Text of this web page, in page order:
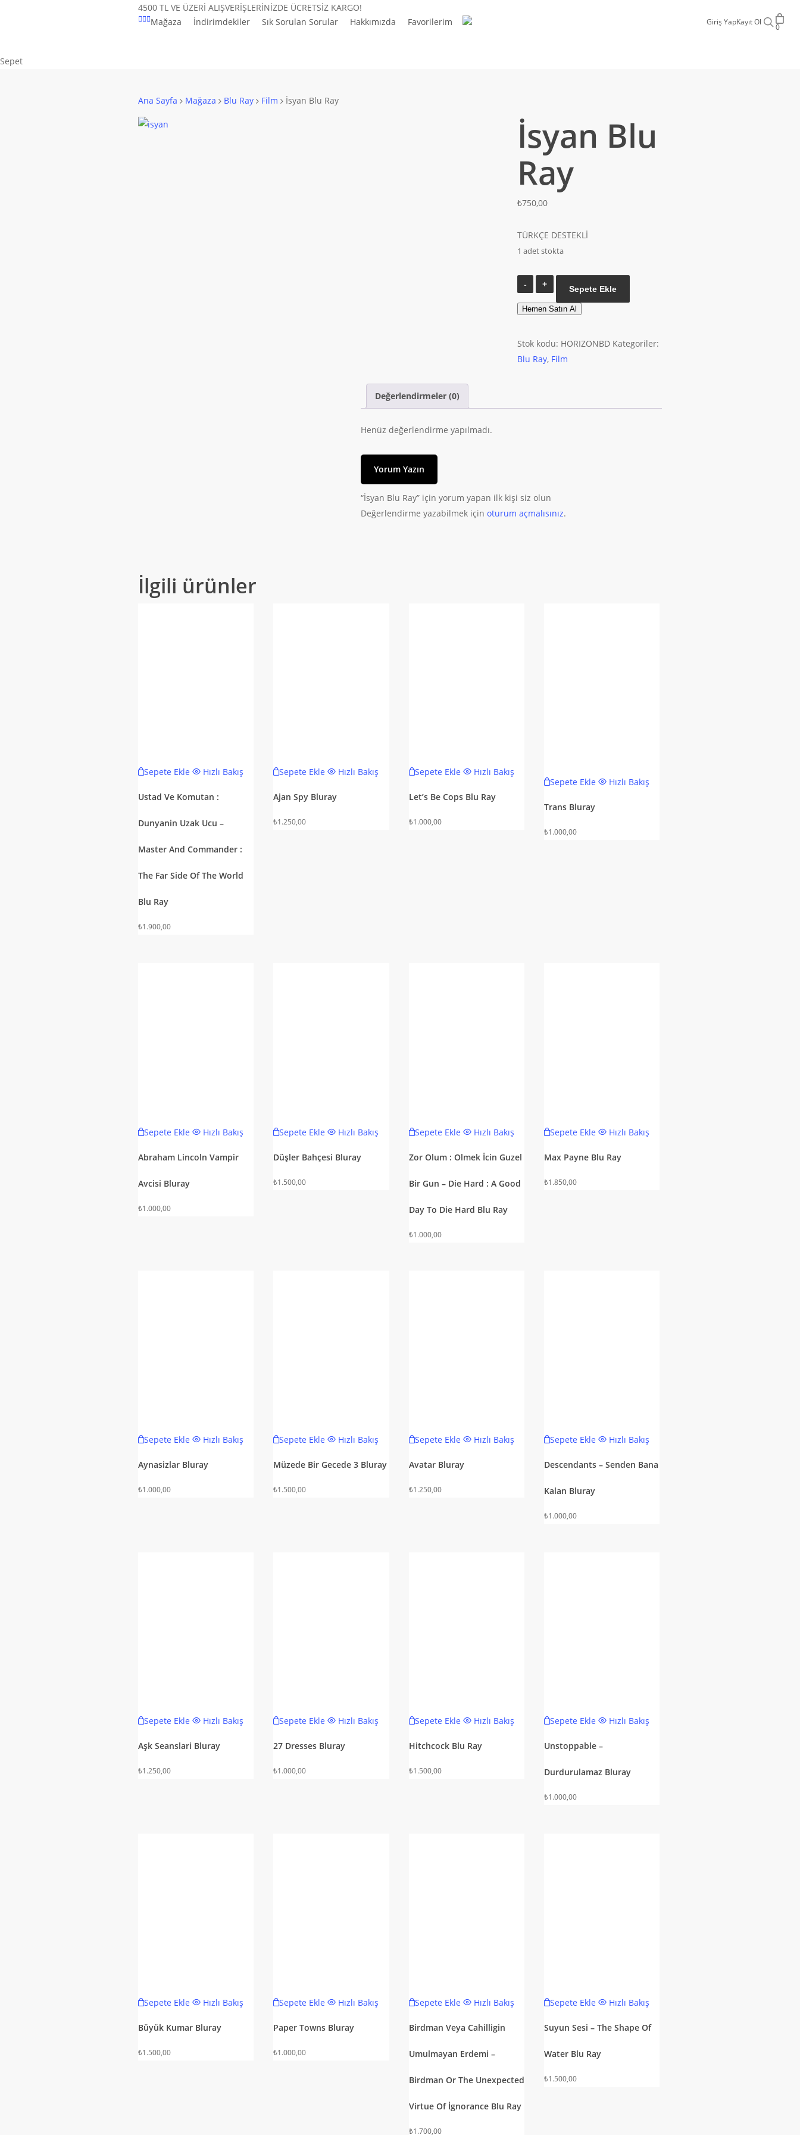
4500 TL VE ÜZERİ ALIŞVERİŞLERİNİZDE ÜCRETSİZ KARGO!
Mağaza
İndirimdekiler Sık Sorulan Sorular Hakkımızda Favorilerim Giriş YapKayıt Ol
0
SepetClose
Ana Sayfa Mağaza Blu Ray Film İsyan Blu Ray
İsyan Blu
Ray
₺750,00
TÜRKÇE DESTEKLİ
1 adet stokta
İsyan
Ray
Sepete Ekle
Hemen Satın Al
Stok kodu: HORIZONBD Kategoriler:
Blu Ray, Film
Değerlendirmeler (0)
Henüz değerlendirme yapılmadı.
Yorum Yazın
“İsyan Blu Ray” için yorum yapan ilk kişi siz olun
Değerlendirme yazabilmek için oturum açmalısınız.
İlgili ürünler
Sepete Ekle Hızlı Bakış
Ustad Ve Komutan :
Dunyanin Uzak Ucu –
Master And Commander :
The Far Side Of The World
Blu Ray
₺1.900,00
Sepete Ekle Hızlı Bakış
Ajan Spy Bluray
₺1.250,00
Sepete Ekle Hızlı Bakış
Let’s Be Cops Blu Ray
₺1.000,00
Sepete Ekle Hızlı Bakış
Trans Bluray
₺1.000,00
Sepete Ekle Hızlı Bakış
Abraham Lincoln Vampir
Avcisi Bluray
₺1.000,00
Sepete Ekle Hızlı Bakış
Düşler Bahçesi Bluray
₺1.500,00
Sepete Ekle Hızlı Bakış
Zor Olum : Olmek İcin Guzel
Bir Gun – Die Hard : A Good
Day To Die Hard Blu Ray
₺1.000,00
Sepete Ekle Hızlı Bakış
Max Payne Blu Ray
₺1.850,00
Sepete Ekle Hızlı Bakış
Aynasizlar Bluray
₺1.000,00
Sepete Ekle Hızlı Bakış
Müzede Bir Gecede 3 Bluray
₺1.500,00
Sepete Ekle Hızlı Bakış
Avatar Bluray
₺1.250,00
Sepete Ekle Hızlı Bakış
Descendants – Senden Bana
Kalan Bluray
₺1.000,00
Sepete Ekle Hızlı Bakış
Aşk Seanslari Bluray
₺1.250,00
Sepete Ekle Hızlı Bakış
27 Dresses Bluray
₺1.000,00
Sepete Ekle Hızlı Bakış
Hitchcock Blu Ray
₺1.500,00
Sepete Ekle Hızlı Bakış
Unstoppable –
Durdurulamaz Bluray
₺1.000,00
Sepete Ekle Hızlı Bakış
Büyük Kumar Bluray
₺1.500,00
Sepete Ekle Hızlı Bakış
Paper Towns Bluray
₺1.000,00
Sepete Ekle Hızlı Bakış
Birdman Veya Cahilligin
Umulmayan Erdemi –
Birdman Or The Unexpected
Virtue Of İgnorance Blu Ray
₺1.700,00
Sepete Ekle Hızlı Bakış
Suyun Sesi – The Shape Of
Water Blu Ray
₺1.500,00